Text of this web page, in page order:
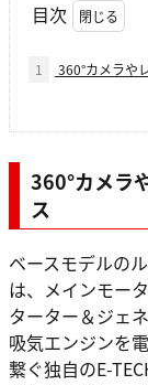
目次
1 360°カメラや
360°カメラ
ス
ベースモデルの
は、メインモー
ターター＆ジェ
吸気エンジンを
繋ぐ独自のE-